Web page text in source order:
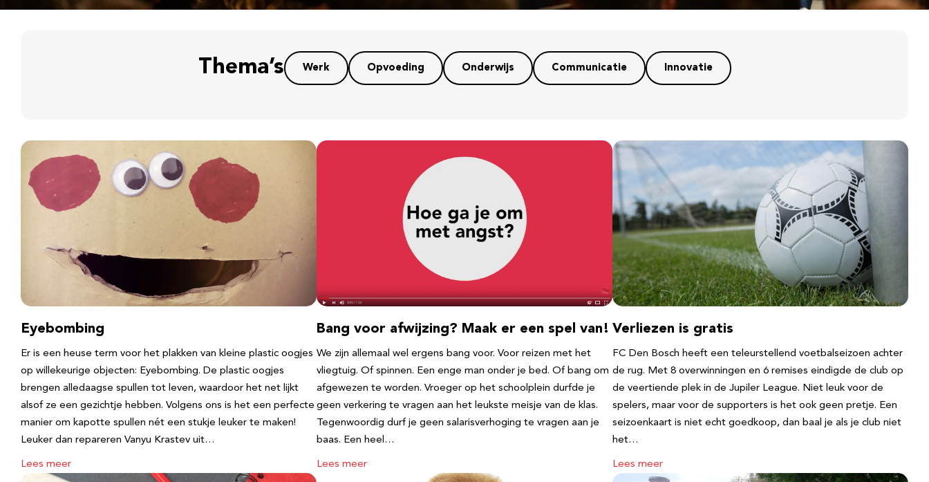
Thema’s Werk Opvoeding Onderwijs Communicatie Innovatie
Eyebombing
Er is een heuse term voor het plakken van kleine plastic oogjes
op willekeurige objecten: Eyebombing. De plastic oogjes
brengen alledaagse spullen tot leven, waardoor het net lijkt
alsof ze een gezichtje hebben. Volgens ons is het een perfecte
manier om kapotte spullen nét een stukje leuker te maken!
Leuker dan repareren Vanyu Krastev uit…
Lees meer
Bang voor afwijzing? Maak er een spel van!
We zijn allemaal wel ergens bang voor. Voor reizen met het
vliegtuig. Of spinnen. Een enge man onder je bed. Of bang om
afgewezen te worden. Vroeger op het schoolplein durfde je
geen verkering te vragen aan het leukste meisje van de klas.
Tegenwoordig durf je geen salarisverhoging te vragen aan je
baas. Een heel…
Lees meer
Verliezen is gratis
FC Den Bosch heeft een teleurstellend voetbalseizoen achter
de rug. Met 8 overwinningen en 6 remises eindigde de club op
de veertiende plek in de Jupiler League. Niet leuk voor de
spelers, maar voor de supporters is het ook geen pretje. Een
seizoenkaart is niet echt goedkoop, dan baal je als je club niet
het…
Lees meer